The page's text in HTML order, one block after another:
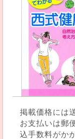
掲載価格には
お支払いは郵
込手数料がか